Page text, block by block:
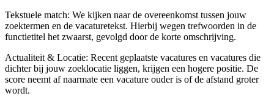
Tekstuele match: We kijken naar de overeenkomst tussen jouw
zoektermen en de vacaturetekst. Hierbij wegen trefwoorden in de
functietitel het zwaarst, gevolgd door de korte omschrijving.
Actualiteit & Locatie: Recent geplaatste vacatures en vacatures die
dichter bij jouw zoeklocatie liggen, krijgen een hogere positie. De
score neemt af naarmate een vacature ouder is of de afstand groter
wordt.